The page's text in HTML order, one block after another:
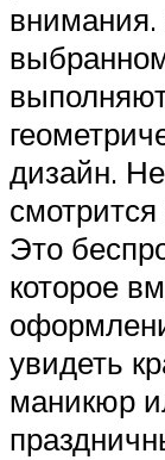
дизайн.
Это
которое
увидеть
маникюр